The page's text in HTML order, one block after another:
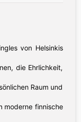
von Helsinkis
die Ehrlichkeit,
Raum und
moderne finnische